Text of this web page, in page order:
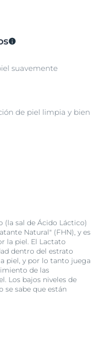
suavemente
de piel limpia y bien
(la sal de Ácido Láctico)
Natural" (FHN), y es
la piel. El Lactato
dentro del estrato
piel, y por lo tanto juega
de las
Los bajos niveles de
se sabe que están